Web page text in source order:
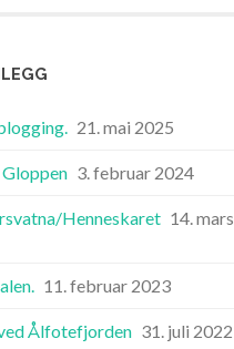
21. mai 2025
3. februar 2024
Henneskaret 14. mars
11. februar 2023
Ålfotefjorden 31. juli 2022